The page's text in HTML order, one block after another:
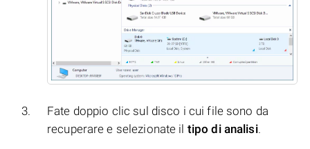
Fate doppio clic sul disco i cui file sono da
recuperare e selezionate il tipo di analisi.